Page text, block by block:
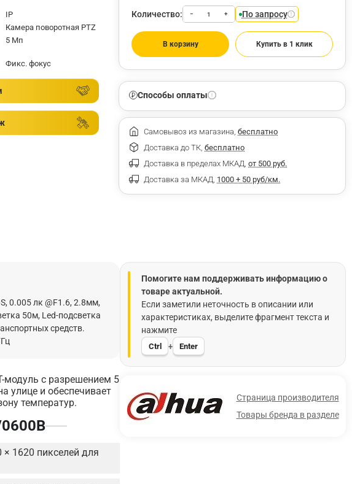
IP
Камера поворотная PTZ
5 Мп
Фикс. фокус
Количество: − + По запросу
В корзину Купить в 1 клик
Способы оплаты
Самовывоз из магазина, бесплатно
Доставка до ТК, бесплатно
Доставка в пределах МКАД, от 500 руб.
Доставка за МКАД, 1000 + 50 руб/км.
0.005 лк @F1.6, 2.8мм,
50м, Led-подсветка
средств.
модуль с разрешением 5
улице и обеспечивает
температур.
1620 пикселей для
Помогите нам поддерживать информацию о
товаре актуальной.
Если заметили неточность в описании или
характеристиках, выделите фрагмент текста и
нажмите
Ctrl + Enter
Страница производителя
Товары бренда в разделе